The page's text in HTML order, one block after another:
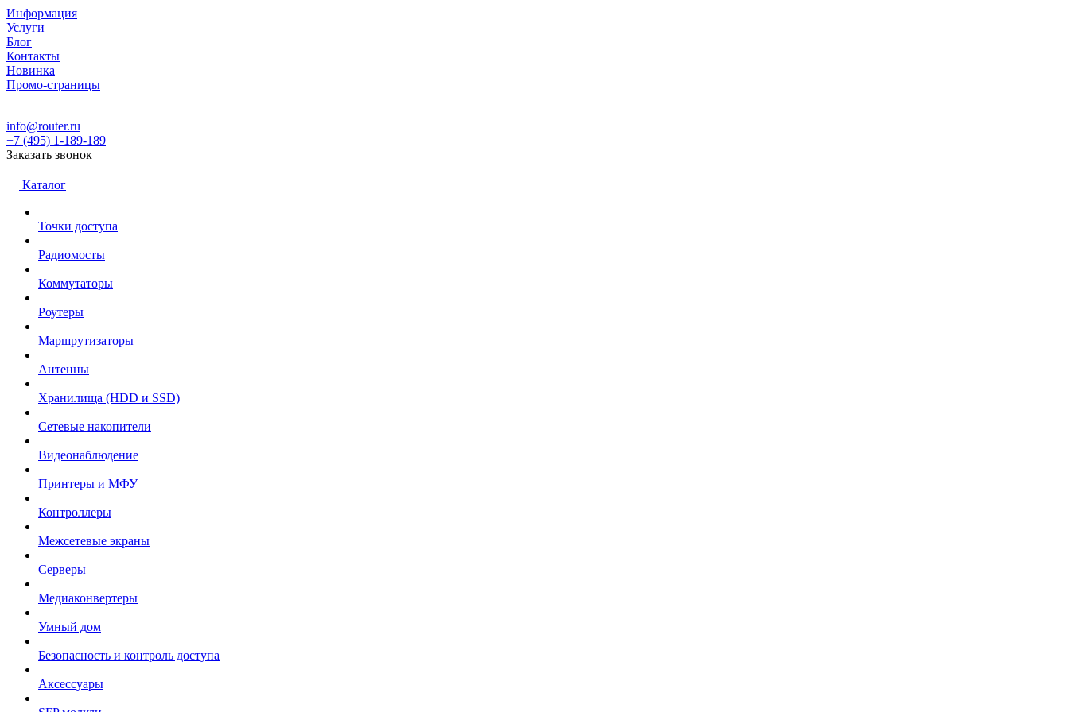
Информация
Услуги
Блог
Контакты
Новинка
Промо-страницы
info@router.ru
+7 (495) 1-189-189
Заказать звонок
Каталог
Точки доступа
Радиомосты
Коммутаторы
Роутеры
Маршрутизаторы
Антенны
Хранилища (HDD и SSD)
Сетевые накопители
Видеонаблюдение
Принтеры и МФУ
Контроллеры
Межсетевые экраны
Серверы
Медиаконвертеры
Умный дом
Безопасность и контроль доступа
Аксессуары